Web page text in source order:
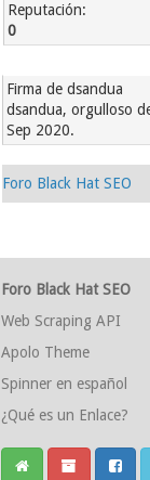
Reputación:
0
Firma de dsandua
dsandua, orgulloso
Sep 2020.
Foro Black Hat SEO
Foro Black Hat SEO
Web Scraping API
Apolo Theme
Spinner en español
¿Qué es un Enlace?